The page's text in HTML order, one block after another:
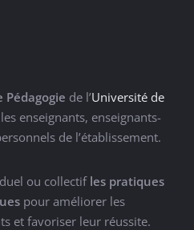
Pédagogie de l’Université de
enseignants, enseignants-
de l’établissement.
ou collectif les pratiques
pour améliorer les
et favoriser leur réussite.